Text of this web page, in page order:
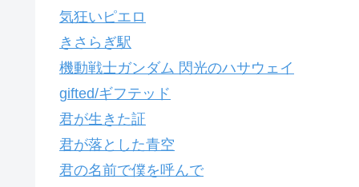
気狂いピエロ
きさらぎ駅
機動戦士ガンダム 閃光のハサウェイ
gifted/ギフテッド
君が生きた証
君が落とした青空
君の名前で僕を呼んで